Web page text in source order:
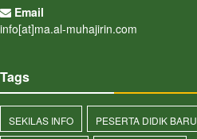
Email
info[at]ma.al-muhajirin.com
Tags
SEKILAS INFO PESERTA DIDIK BARU